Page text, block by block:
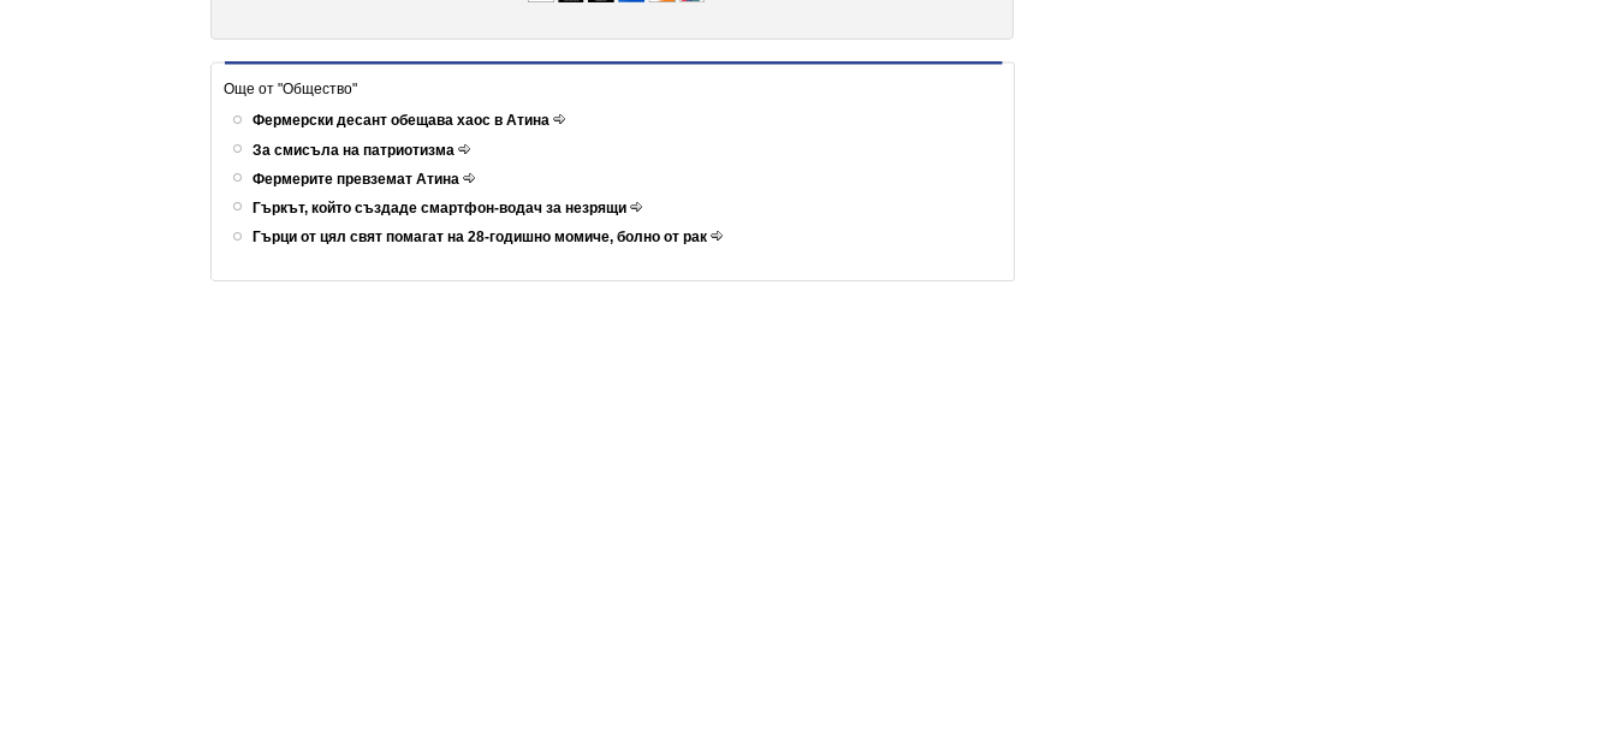
Още от "Общество"
Фермерски десант обещава хаос в Атина
За смисъла на патриотизма
Фермерите превземат Атина
Гъркът, който създаде смартфон-водач за незрящи
Гърци от цял свят помагат на 28-годишно момиче, болно от рак